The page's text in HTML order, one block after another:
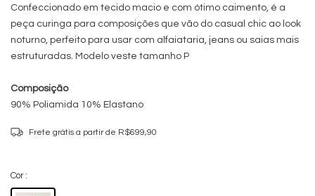
Confeccionado em tecido macio e com ótimo caimento, é a
peça curinga para composições que vão do casual chic ao look
noturno, perfeito para usar com alfaiataria, jeans ou saias mais
estruturadas. Modelo veste tamanho P
Composição
90% Poliamida 10% Elastano
Frete grátis a partir de R$699,90
Cor